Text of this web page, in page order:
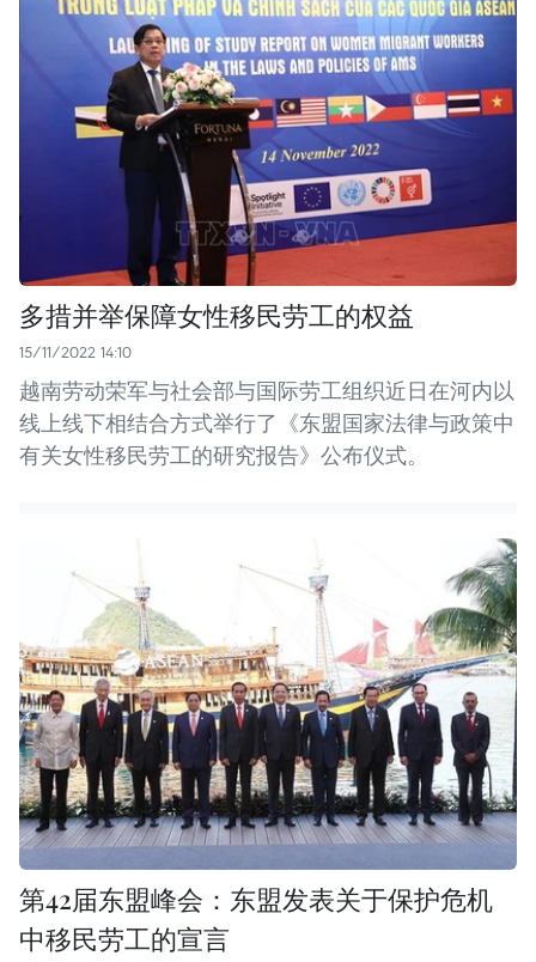
多措并举保障女性移民劳工的权益
15/11/2022 14:10
越南劳动荣军与社会部与国际劳工组织近日在河内以
线上线下相结合方式举行了《东盟国家法律与政策中
有关女性移民劳工的研究报告》公布仪式。
第42届东盟峰会：东盟发表关于保护危机
中移民劳工的宣言